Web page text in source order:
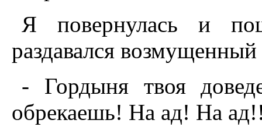
Я повернулась и
раздавался возмущенный
- Гордыня твоя
обрекаешь! Hа ад! Hа